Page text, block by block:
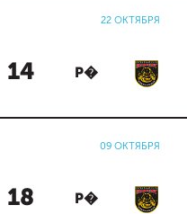
22 ОКТЯБРЯ
14 Р�
09 ОКТЯБРЯ
18 Р�